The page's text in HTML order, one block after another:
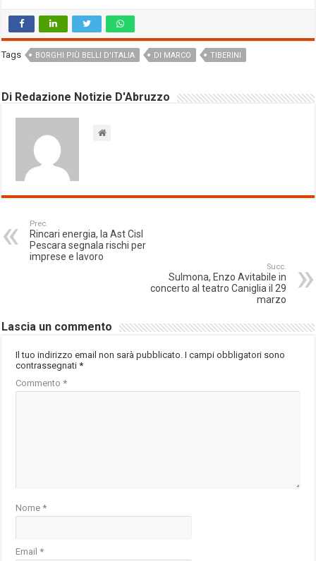
Tags BORGHI PIÙ BELLI D'ITALIA DI MARCO TIBERINI
Di Redazione Notizie D'Abruzzo
Prec.
Rincari energia, la Ast Cisl
Pescara segnala rischi per
imprese e lavoro
Succ.
Sulmona, Enzo Avitabile in
concerto al teatro Caniglia il 29
marzo
Lascia un commento
Il tuo indirizzo email non sarà pubblicato. I campi obbligatori sono
contrassegnati*
Commento*
Nome*
Email*